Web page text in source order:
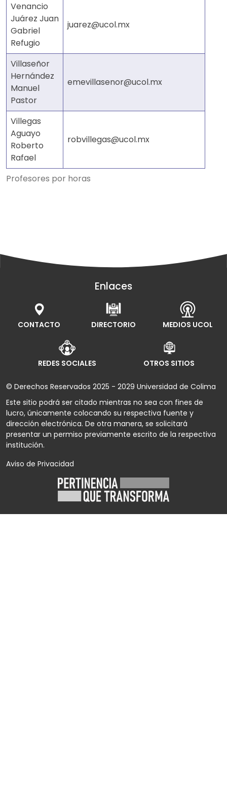
Profesores por horas
Venancio
Juárez Juan
Gabriel
Refugio
juarez@ucol.mx
Villaseñor
Hernández
Manuel
Pastor
emevillasenor@ucol.mx
Villegas
Aguayo
Roberto
Rafael
robvillegas@ucol.mx
Enlaces
CONTACTO DIRECTORIO MEDIOS UCOL
REDES SOCIALES OTROS SITIOS
© Derechos Reservados 2025 - 2029 Universidad de Colima
Este sitio podrá ser citado mientras no sea con fines de
lucro, únicamente colocando su respectiva fuente y
dirección electrónica. De otra manera, se solicitará
presentar un permiso previamente escrito de la respectiva
institución.
Aviso de Privacidad